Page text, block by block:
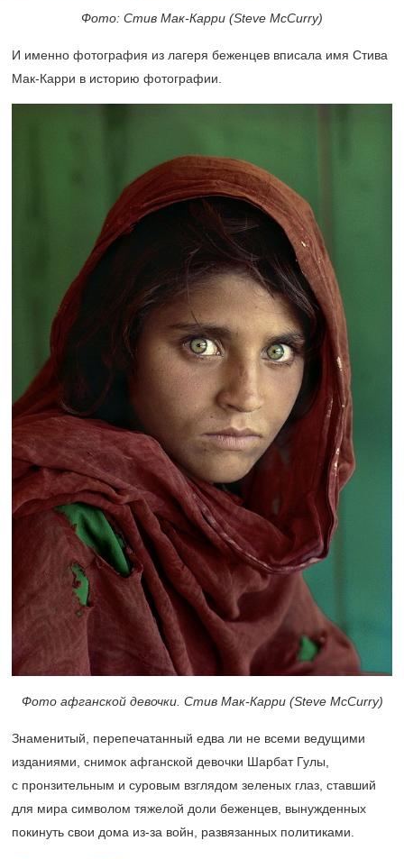
Фото: Стив Мак-Карри (Steve McCurry)
И именно фотография из лагеря беженцев вписала имя Стива
Мак-Карри в историю фотографии.
Фото афганской девочки. Стив Мак-Карри (Steve McCurry)
Знаменитый, перепечатанный едва ли не всеми ведущими
изданиями, снимок афганской девочки Шарбат Гулы,
с пронзительным и суровым взглядом зеленых глаз, ставший
для мира символом тяжелой доли беженцев, вынужденных
покинуть свои дома из-за войн, развязанных политиками.